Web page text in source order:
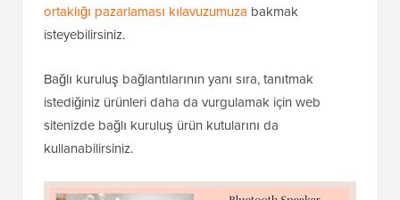
ortaklığı pazarlaması kılavuzumuza bakmak
isteyebilirsiniz.
Bağlı kuruluş bağlantılarının yanı sıra, tanıtmak
istediğiniz ürünleri daha da vurgulamak için web
sitenizde bağlı kuruluş ürün kutularını da
kullanabilirsiniz.